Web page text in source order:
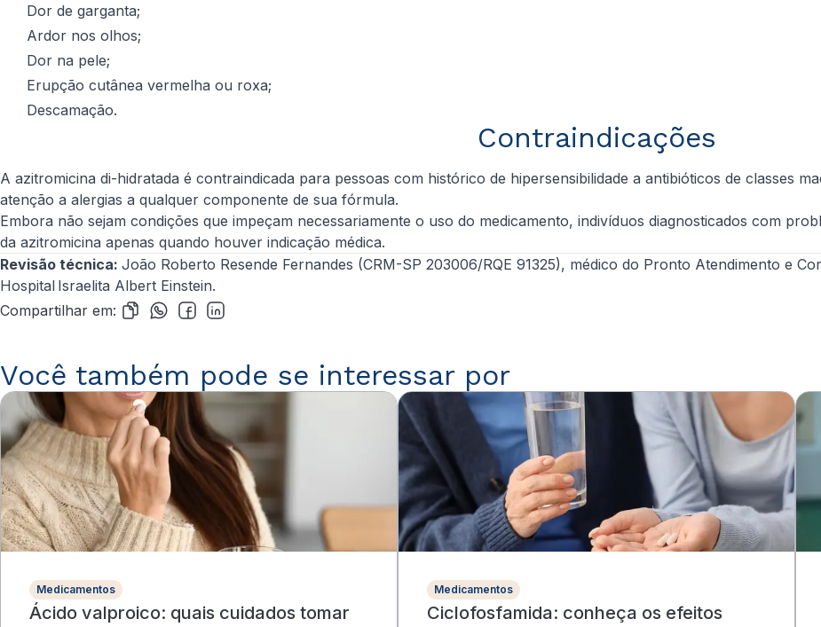
Dor de garganta;
Ardor nos olhos;
Dor na pele;
Erupção cutânea vermelha ou roxa;
Descamação.
Contraindicações
A azitromicina di-hidratada é contraindicada para pessoas com histórico de hipersensibilidade a antibióticos de classes
atenção a alergias a qualquer componente de sua fórmula.
Embora não sejam condições que impeçam necessariamente o uso do medicamento, indivíduos diagnosticados com
da azitromicina apenas quando houver indicação médica.
Revisão técnica: João Roberto Resende Fernandes (CRM-SP 203006/RQE 91325), médico do Pronto Atendimento e
Hospital Israelita Albert Einstein.
Compartilhar em:
Você também pode se interessar por
Medicamentos
Ácido valproico: quais cuidados tomar
Medicamentos
Ciclofosfamida: conheça os efeitos